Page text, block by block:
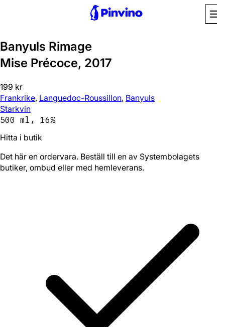
Banyuls Rimage
Mise Précoce, 2017
199 kr
Frankrike, Languedoc-Roussillon, Banyuls
Starkvin
500 ml, 16%
Hitta i butik
Det här en ordervara. Beställ till en av Systembolagets
butiker, ombud eller med hemleverans.